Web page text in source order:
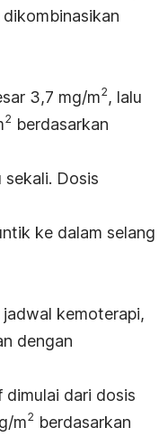
3,7 mg/m2, lalu
2 berdasarkan
sekali. Dosis
ke dalam selang
kemoterapi,
dengan
dimulai dari dosis
m2 berdasarkan